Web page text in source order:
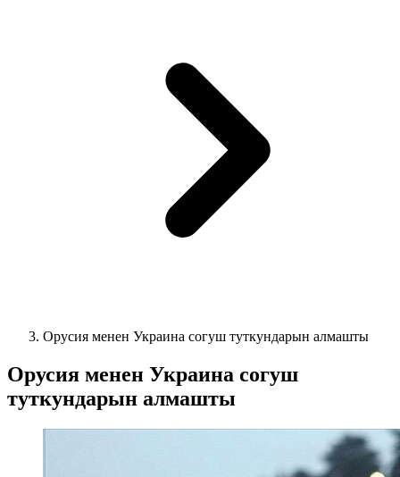
Орусия менен Украина согуш туткундарын алмашты
Орусия менен Украина согуш
туткундарын алмашты